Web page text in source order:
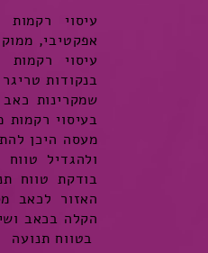
עיסוי
אפקטיבי,
עיסוי
בנקודות
שמקרינות
בעיסוי
מעסה היכן
ולהגדיל
בודקת טווח
האזור לכאב
הקלה בכאב
בטווח תנועה